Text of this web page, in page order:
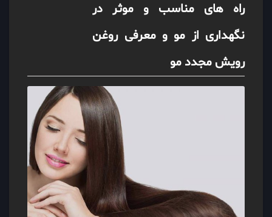
راه های مناسب و موثر در
نگهداری از مو و معرفی روغن
رویش مجدد مو